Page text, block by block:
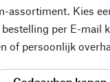
assortiment. Kies
per E-mail
of persoonlijk